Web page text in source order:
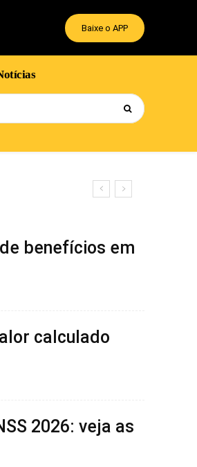
Baixe o APP
benefícios em
calculado
2026: veja as